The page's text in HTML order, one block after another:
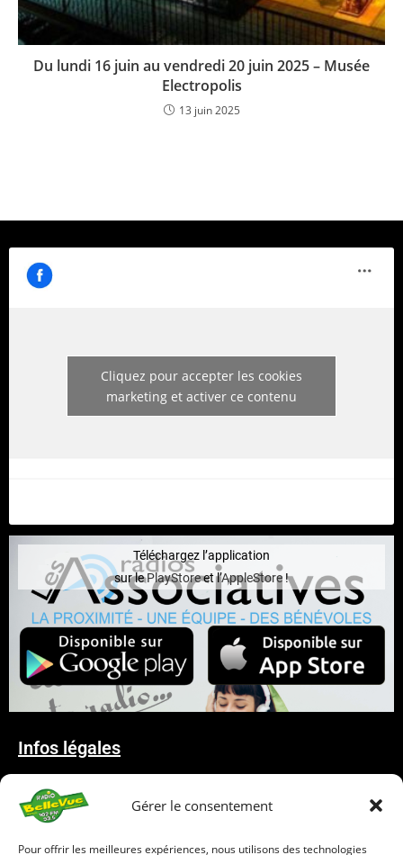
Gérer le consentement
Pour offrir les meilleures expériences, nous utilisons des technologies
Du lundi 16 juin au vendredi 20 juin 2025 – Musée
Electropolis
13 juin 2025
Cliquez pour accepter les cookies
marketing et activer ce contenu
Téléchargez l’application
sur lePlayStoreet l’AppleStore !
Infos légales
Mentions Légales
Déclaration de confidentialité
Politique de cookies